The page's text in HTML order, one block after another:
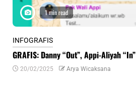
1 min read
INFOGRAFIS
GRAFIS: Danny “Out”, Appi-Aliyah “In”
20/02/2025 Arya Wicaksana